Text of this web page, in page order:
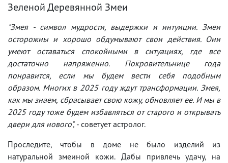
Зеленой Деревянной Змеи
"Змея - символ мудрости, выдержки и интуиции. Змеи
осторожны и хорошо обдумывают свои действия. Они
умеют оставаться спокойными в ситуациях, где все
достаточно напряженно. Покровительнице года
понравится, если мы будем вести себя подобным
образом. Многих в 2025 году ждут трансформации. Змея,
как мы знаем, сбрасывает свою кожу, обновляет ее. И мы в
2025 году тоже будем избавляться от старого и открывать
двери для нового", - советует астролог.
Проследите, чтобы в доме не было изделий из
натуральной змеиной кожи. Дабы привлечь удачу, на